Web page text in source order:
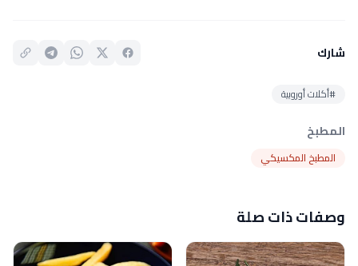
شارك
#أكلات أوروبية
المطبخ
المطبخ المكسيكي
وصفات ذات صلة